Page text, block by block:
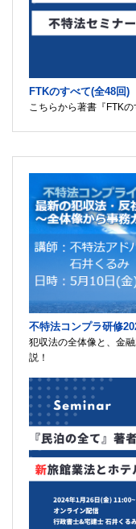
FTKのすべて(全48回)
こちらから著書『FTK
不特法コンプラ研修
犯収法の全体像と、金
説！